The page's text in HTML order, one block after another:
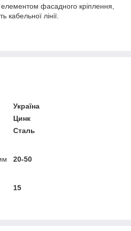
фасадного кріплення,
кабельної лінії.
Україна
Цинк
Сталь
20-50
15